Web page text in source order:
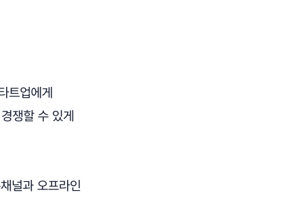
트업에게
쟁할 수 있게
널과 오프라인